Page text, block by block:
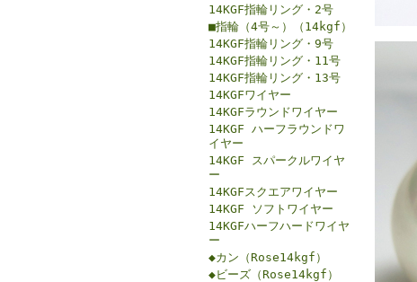
14KGF指輪リング・2号
■指輪（4号～）（14kgf）
14KGF指輪リング・9号
14KGF指輪リング・11号
14KGF指輪リング・13号
14KGFワイヤー
14KGFラウンドワイヤー
14KGF ハーフラウンドワ
イヤー
14KGF スパークルワイヤ
ー
14KGFスクエアワイヤー
14KGF ソフトワイヤー
14KGFハーフハードワイヤ
ー
◆カン（Rose14kgf）
◆ビーズ（Rose14kgf）